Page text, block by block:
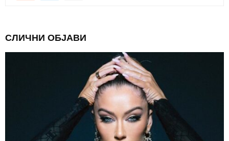
СЛИЧНИ ОБЈАВИ